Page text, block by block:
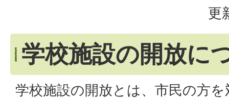
更
学校施設の開放に
学校施設の開放とは、市民の方